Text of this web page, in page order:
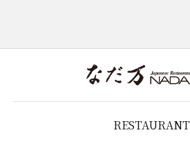
RESTAURANT